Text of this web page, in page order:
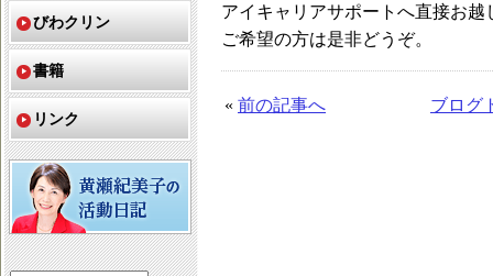
アイキャリアサポートへ直接お越
ご希望の方は是非どうぞ。
« 前の記事へ ブログ
びわクリン
書籍
リンク